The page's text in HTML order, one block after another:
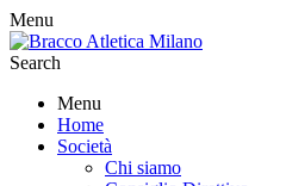
Menu
Search
Menu
Home
Società
Chi siamo